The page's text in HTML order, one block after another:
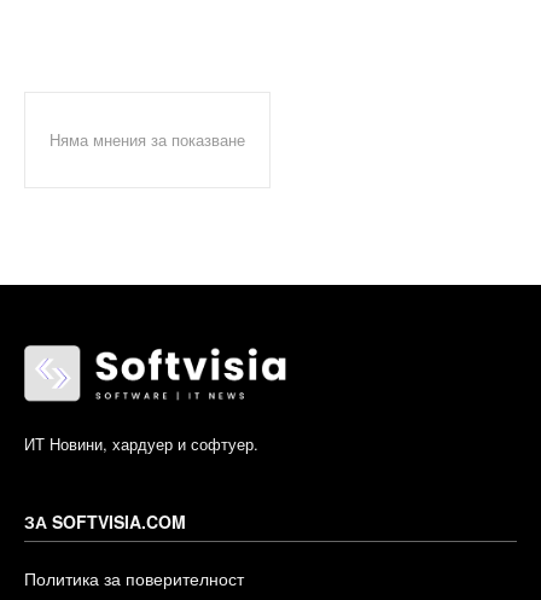
Няма мнения за показване
ИТ Новини, хардуер и софтуер.
ЗА SOFTVISIA.COM
Политика за поверителност